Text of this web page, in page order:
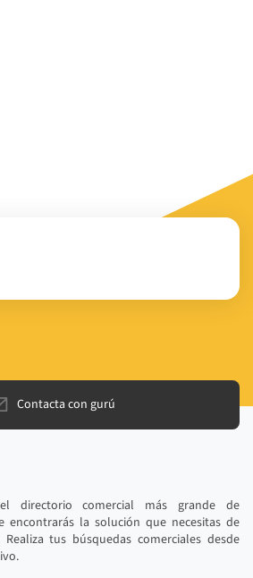
Contacta con gurú
directorio comercial más grande de
encontrarás la solución que necesitas de
tus búsquedas comerciales desde